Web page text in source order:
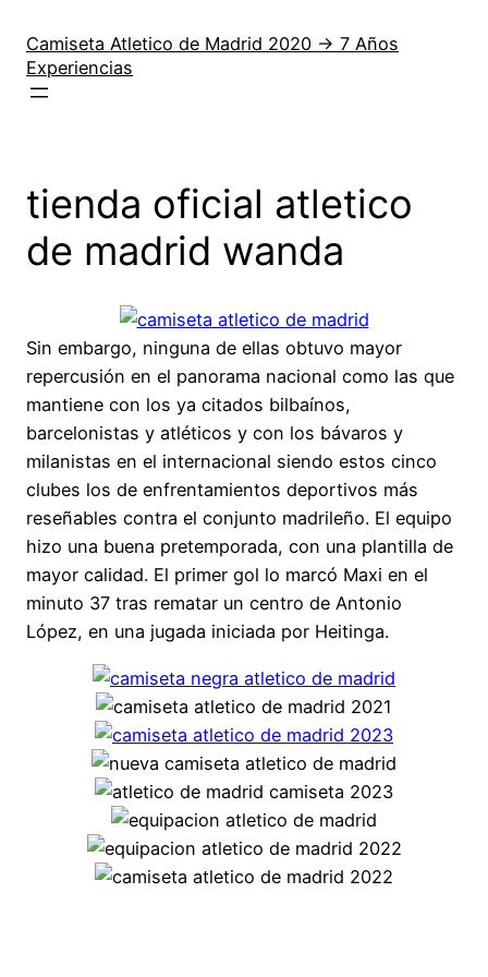
contenido
Camiseta Atletico de Madrid 2020 → 7 Años
Experiencias
tienda oficial atletico
de madrid wanda
Sin embargo, ninguna de ellas obtuvo mayor
repercusión en el panorama nacional como las que
mantiene con los ya citados bilbaínos,
barcelonistas y atléticos y con los bávaros y
milanistas en el internacional siendo estos cinco
clubes los de enfrentamientos deportivos más
reseñables contra el conjunto madrileño. El equipo
hizo una buena pretemporada, con una plantilla de
mayor calidad. El primer gol lo marcó Maxi en el
minuto 37 tras rematar un centro de Antonio
López, en una jugada iniciada por Heitinga.